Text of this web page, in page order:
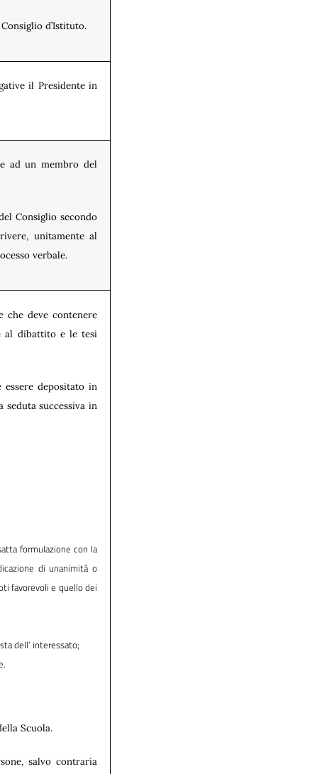
d’Istituto.
il Presidente in
ad un membro del
Consiglio secondo
unitamente al
verbale.
che deve contenere
al dibattito e le tesi
depositato in
successiva in
formulazione con la
di unanimità o
favorevoli e quello dei
dell’ interessato;
Scuola.
salvo contraria